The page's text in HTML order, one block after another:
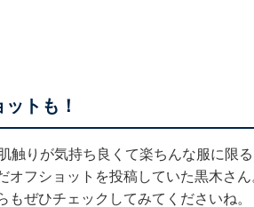
トも！
触りが気持ち良くて楽ちんな服に限
オフショットを投稿していた黒木さ
ぜひチェックしてみてくださいね。